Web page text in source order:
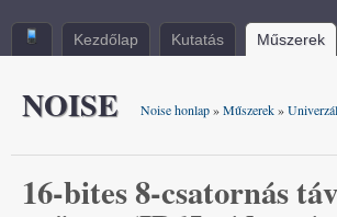
Kezdőlap Kutatás Műszerek
NOISE Noise honlap»Műszerek»
16-bites 8-csatornás